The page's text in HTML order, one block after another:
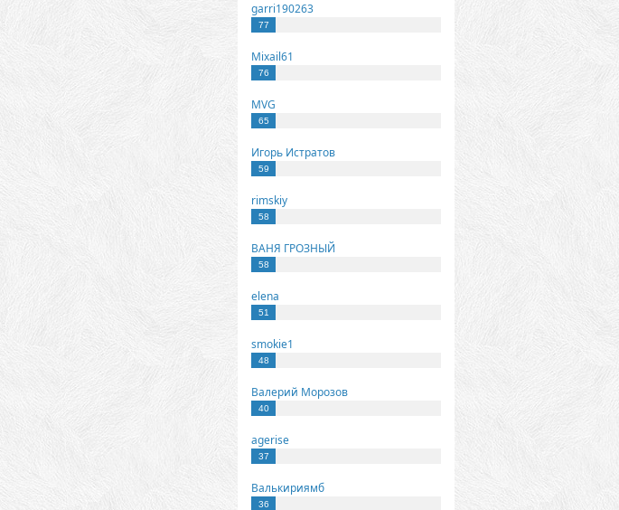
garri190263
77
Mixail61
76
MVG
65
Игорь Истратов
59
rimskiy
58
ВАНЯ ГРОЗНЫЙ
58
elena
51
smokie1
48
Валерий Морозов
40
agerise
37
Валькириямб
36